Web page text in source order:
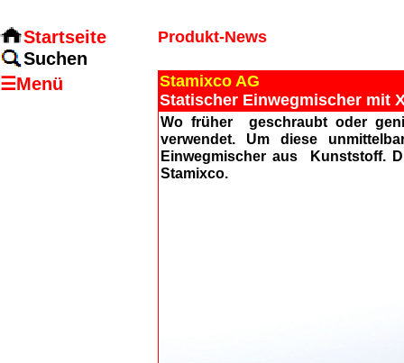
Produkt-News
Stamixco AG
Statischer Einwegmischer mit
Wo früher geschraubt oder
verwendet. Um diese
Einwegmischer aus Kunststoff.
Stamixco.
Startseite
Suchen
☰Menü